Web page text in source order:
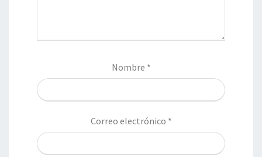
Nombre *
Correo electrónico *